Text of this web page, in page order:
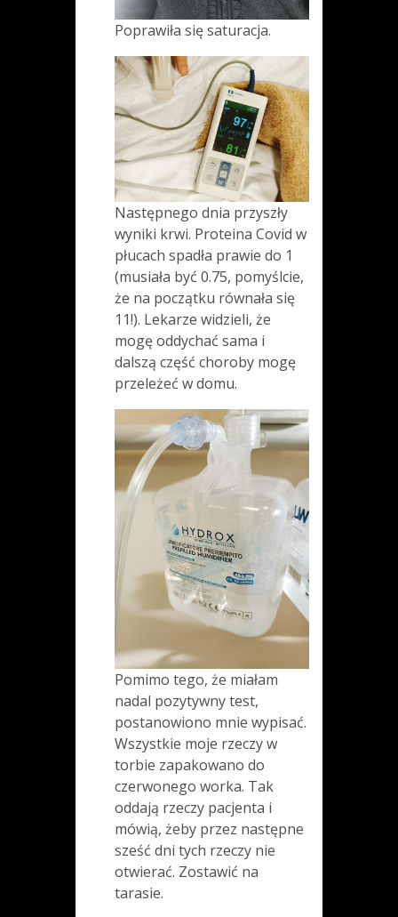
Poprawiła się saturacja.
Następnego dnia przyszły
wyniki krwi. Proteina Covid w
płucach spadła prawie do 1
(musiała być 0.75, pomyślcie,
że na początku równała się
11!). Lekarze widzieli, że
mogę oddychać sama i
dalszą część choroby mogę
przeleżeć w domu.
Pomimo tego, że miałam
nadal pozytywny test,
postanowiono mnie wypisać.
Wszystkie moje rzeczy w
torbie zapakowano do
czerwonego worka. Tak
oddają rzeczy pacjenta i
mówią, żeby przez następne
sześć dni tych rzeczy nie
otwierać. Zostawić na
tarasie.